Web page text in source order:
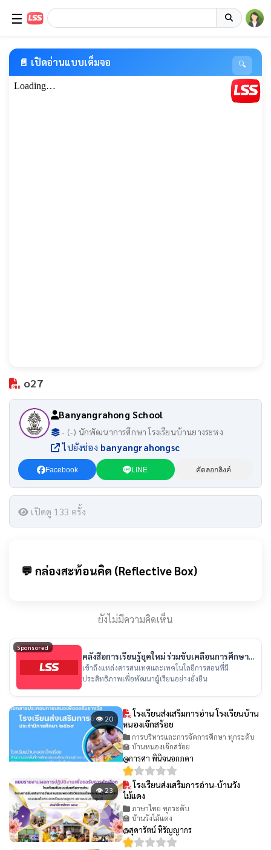
☰
📄 เปิดอ่านแบบเต็มจอ 🔍
o27
Banyangrahong School
- (-) นักพัฒนาการศึกษา โรงเรียนบ้านยางระหง
ไปยังช่อง banyangrahongsc
Facebook LINE คัดลอกลิงค์
เปิดดู 133 ครั้ง
💬 กล่องสะท้อนคิด (Reflective Box)
ยังไม่มีความคิดเห็น
Sponsored
คลังสื่อการเรียนรู้ยุคใหม่ ร่วมขับเคลื่อนการศึกษา
ไทย
เข้าถึงแหล่งสารสนเทศและเทคโนโลยีการสอนที่มี
ประสิทธิภาพเพื่อพัฒนาผู้เรียนอย่างยั่งยืน
👁 20
โรงเรียนส่งเสริมการอ่าน โรงเรียนบ้าน
หนองเจ๊กสร้อย
การบริหารและการจัดการศึกษา ทุกระดับ
🏫 บ้านหนองเจ๊กสร้อย
@การศา พินิจนอกภดา
👁 23
โรงเรียนส่งเสริมการอ่าน-บ้านวัง
ไม้แดง
ภาษาไทย ทุกระดับ
🏫 บ้านวังไม้แดง
@สุดารัตน์ หิรัญญากร